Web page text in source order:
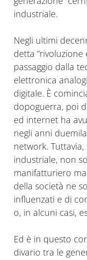
industriale.
Negli ultimi
detta “rivoluzione
passaggio dalla
elettronica
digitale. È
dopoguerra, poi
ed internet ha
negli anni
network.
industriale, non
manifatturiero
della società ne
influenzati e di
o, in alcuni casi,
Ed è in questo
divario tra le